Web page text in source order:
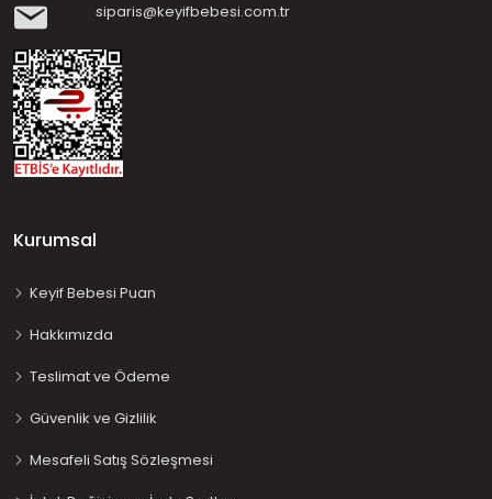
siparis@keyifbebesi.com.tr
Kurumsal
Keyif Bebesi Puan
Hakkımızda
Teslimat ve Ödeme
Güvenlik ve Gizlilik
Mesafeli Satış Sözleşmesi